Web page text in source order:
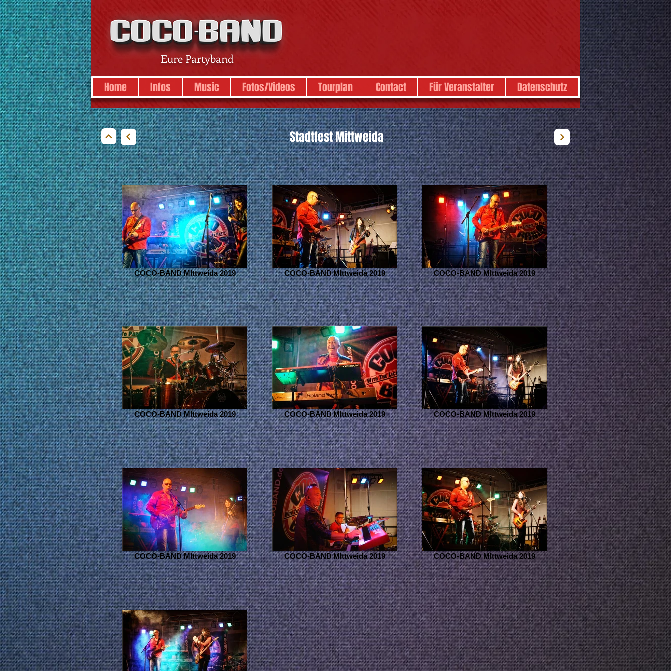
Eure Partyband
Home Infos Music Fotos/Videos Tourplan Contact Für Veranstalter Datenschutz
Stadtfest Mittweida
COCO-BAND MIttweida 2019 COCO-BAND MIttweida 2019 COCO-BAND MIttweida 2019
COCO-BAND MIttweida 2019 COCO-BAND MIttweida 2019 COCO-BAND MIttweida 2019
COCO-BAND MIttweida 2019 COCO-BAND MIttweida 2019 COCO-BAND MIttweida 2019